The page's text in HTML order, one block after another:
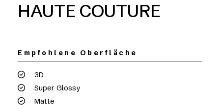
HAUTE COUTURE
Empfohlene Oberfläche
3D
Super Glossy
Matte